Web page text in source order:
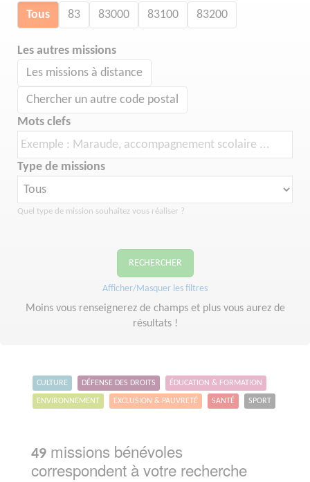
Tous 83 83000 83100 83200
Les autres missions
Les missions à distance
Chercher un autre code postal
Mots clefs
Type de missions
Quel type de mission souhaitez vous réaliser ?
RECHERCHER
Afficher/Masquer les filtres
Moins vous renseignerez de champs et plus vous aurez de
résultats !
CULTURE DÉFENSE DES DROITS ÉDUCATION & FORMATION
ENVIRONNEMENT EXCLUSION & PAUVRETÉ SANTÉ SPORT
49 missions bénévoles
correspondent à votre recherche